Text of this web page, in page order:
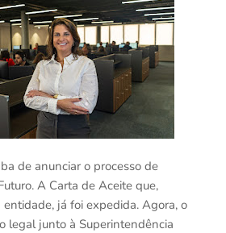
de anunciar o processo de
A Carta de Aceite que,
já foi expedida. Agora, o
legal junto à Superintendência